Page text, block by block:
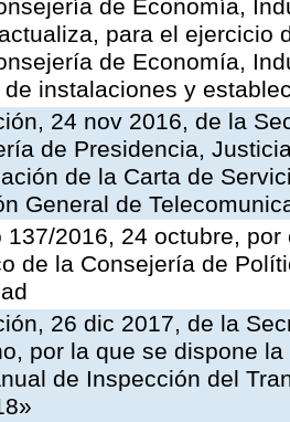
de Economía,
para el ejercicio
de Economía,
de instalaciones y
24 nov 2016, de la
de Presidencia,
de la Carta de
General de
137/2016, 24 octubre,
de la Consejería de
26 dic 2017, de la
por la que se dispone
de Inspección del